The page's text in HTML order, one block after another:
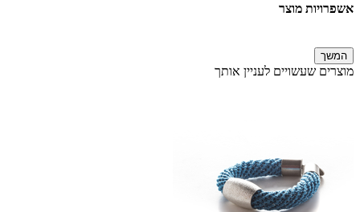
אשפרויות מוצר
המשך
מוצרים שעשויים לעניין אותך